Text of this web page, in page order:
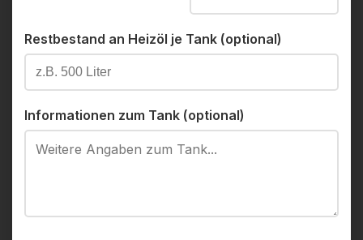
Restbestand an Heizöl je Tank (optional)
Informationen zum Tank (optional)